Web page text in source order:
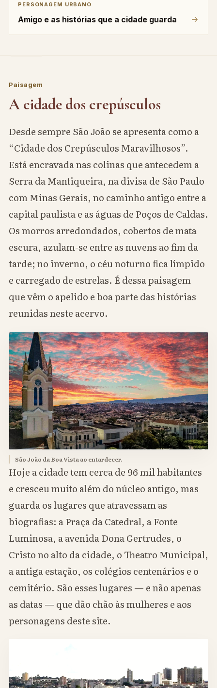
PERSONAGEM URBANO
Amigo e as histórias que a cidade guarda
Paisagem
A cidade dos crepúsculos
Desde sempre São João se apresenta como a
“Cidade dos Crepúsculos Maravilhosos”.
Está encravada nas colinas que antecedem a
Serra da Mantiqueira, na divisa de São Paulo
com Minas Gerais, no caminho antigo entre a
capital paulista e as águas de Poços de Caldas.
Os morros arredondados, cobertos de mata
escura, azulam-se entre as nuvens ao fim da
tarde; no inverno, o céu noturno fica límpido
e carregado de estrelas. É dessa paisagem
que vêm o apelido e boa parte das histórias
reunidas neste acervo.
São João da Boa Vista ao entardecer.
Hoje a cidade tem cerca de 96 mil habitantes
e cresceu muito além do núcleo antigo, mas
guarda os lugares que atravessam as
biografias: a Praça da Catedral, a Fonte
Luminosa, a avenida Dona Gertrudes, o
Cristo no alto da cidade, o Theatro Municipal,
a antiga estação, os colégios centenários e o
cemitério. São esses lugares — e não apenas
as datas — que dão chão às mulheres e aos
personagens deste site.